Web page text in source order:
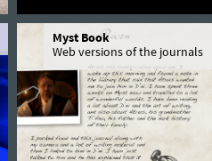
Myst Book
Web versions of the journals